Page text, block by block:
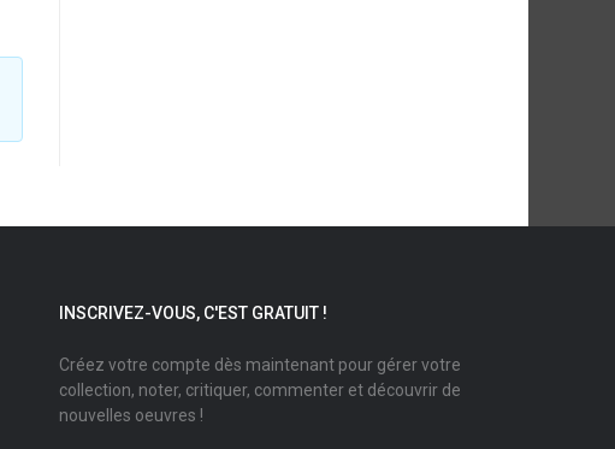
INSCRIVEZ-VOUS, C'EST GRATUIT !
Créez votre compte dès maintenant pour gérer votre
collection, noter, critiquer, commenter et découvrir de
nouvelles oeuvres !